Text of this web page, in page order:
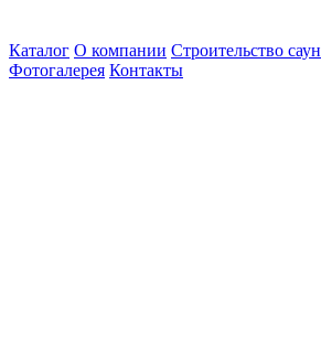
Каталог О компании Строительство саун
Фотогалерея Контакты